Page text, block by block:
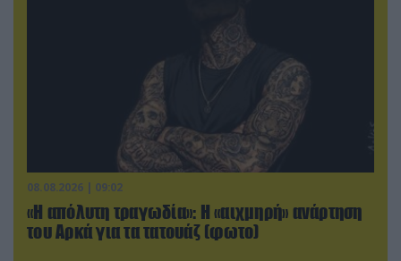
08.08.2026 | 09:02
«Η απόλυτη τραγωδία»: Η «αιχμηρή» ανάρτηση
του Αρκά για τα τατουάζ (φωτο)